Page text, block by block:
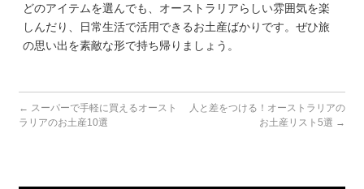
どのアイテムを選んでも、オーストラリアらしい雰囲気を楽
しんだり、日常生活で活用できるお土産ばかりです。ぜひ旅
の思い出を素敵な形で持ち帰りましょう。
← スーパーで手軽に買えるオースト
ラリアのお土産10選
人と差をつける！オーストラリアの
お土産リスト5選 →